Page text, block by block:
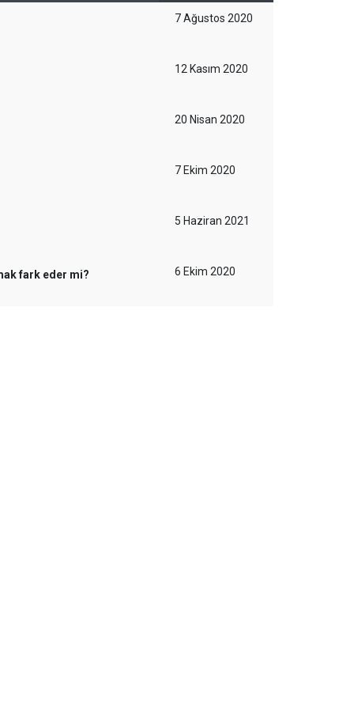
7 Ağustos 2020
12 Kasım 2020
20 Nisan 2020
7 Ekim 2020
5 Haziran 2021
fark eder mi?
6 Ekim 2020